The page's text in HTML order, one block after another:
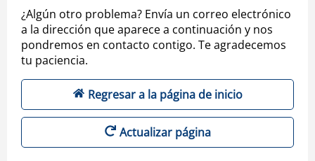
¿Algún otro problema? Envía un correo electrónico
a la dirección que aparece a continuación y nos
pondremos en contacto contigo. Te agradecemos
tu paciencia.
Regresar a la página de inicio
Actualizar página